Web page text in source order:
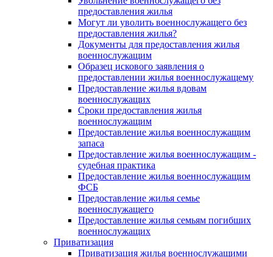
предоставления жилья
Могут ли уволить военнослужащего без
предоставления жилья?
Документы для предоставления жилья
военнослужащим
Образец искового заявления о
предоставлении жилья военнослужащему
Предоставление жилья вдовам
военнослужащих
Сроки предоставления жилья
военнослужащим
Предоставление жилья военнослужащим
запаса
Предоставление жилья военнослужащим -
судебная практика
Предоставление жилья военнослужащим
ФСБ
Предоставление жилья семье
военнослужащего
Предоставление жилья семьям погибших
военнослужащих
Приватизация
Приватизация жилья военнослужащими